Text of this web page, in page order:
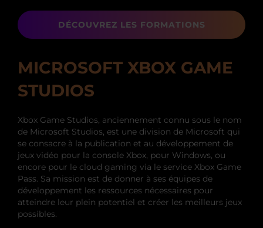
DÉCOUVREZ LES FORMATIONS
MICROSOFT XBOX GAME
STUDIOS
Xbox Game Studios, anciennement connu sous le nom
de Microsoft Studios, est une division de Microsoft qui
se consacre à la publication et au développement de
jeux vidéo pour la console Xbox, pour Windows, ou
encore pour le cloud gaming via le service Xbox Game
Pass. Sa mission est de donner à ses équipes de
développement les ressources nécessaires pour
atteindre leur plein potentiel et créer les meilleurs jeux
possibles.